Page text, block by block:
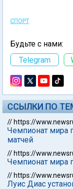
СПОРТ
Будьте с нами:
Telegram
ССЫЛКИ ПО
// https://
Чемпионат мира
матчей
// https://
Чемпионат мира
// https://
Луис Диас